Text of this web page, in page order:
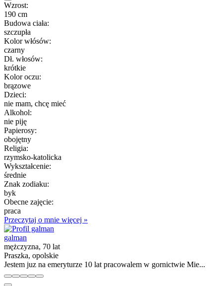
Wzrost:
190 cm
Budowa ciała:
szczupła
Kolor włósów:
czarny
Dł. włosów:
krótkie
Kolor oczu:
brązowe
Dzieci:
nie mam, chcę mieć
Alkohol:
nie piję
Papierosy:
obojętny
Religia:
rzymsko-katolicka
Wykształcenie:
średnie
Znak zodiaku:
byk
Obecne zajęcie:
praca
Przeczytaj o mnie więcej »
galman
mężczyzna, 70 lat
Praszka, opolskie
Jestem juz na emeryturze 10 lat pracowalem w gornictwie Mie...